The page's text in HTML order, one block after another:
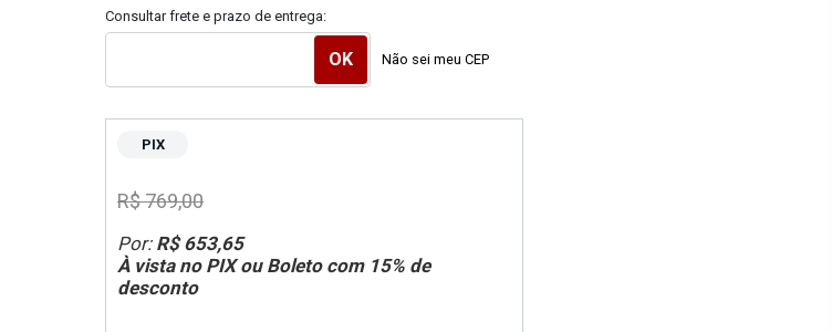
Consultar frete e prazo de entrega:
Não sei meu CEP
PIX
Por: R$ 653,65
À vista no PIX ou Boleto com 15% de
desconto
R$ 769,00